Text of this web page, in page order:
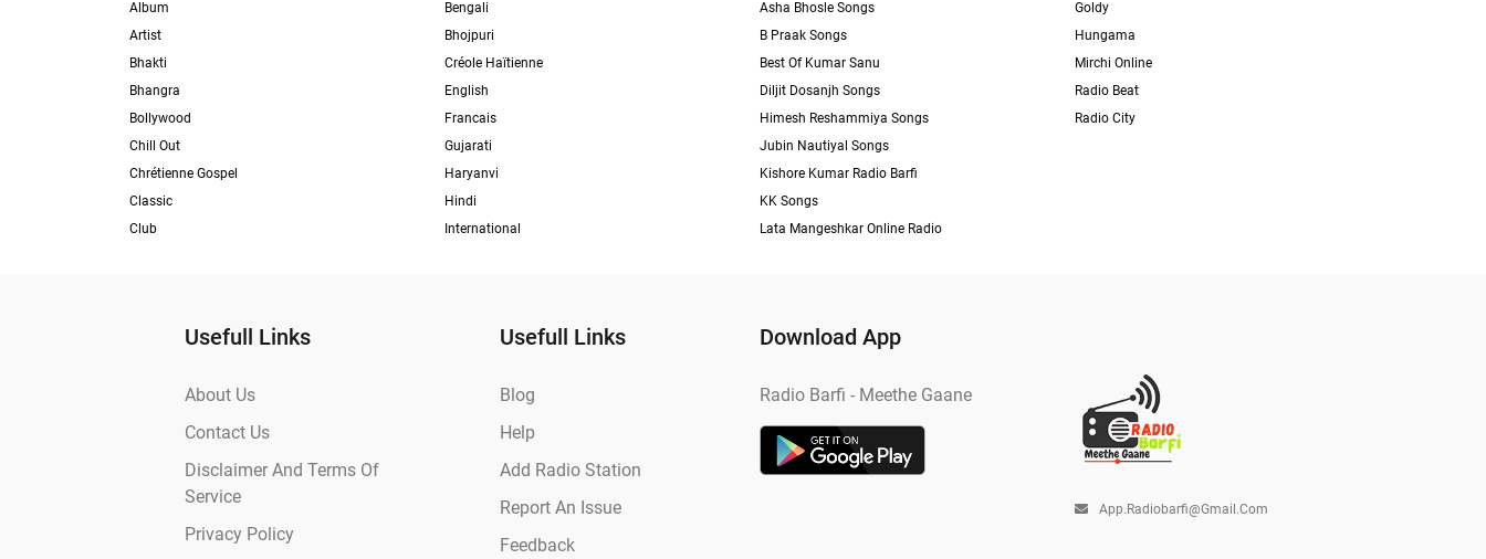
Album
Artist
Bhakti
Bhangra
Bollywood
Chill Out
Chrétienne Gospel
Classic
Club
Bengali
Bhojpuri
Créole Haïtienne
English
Francais
Gujarati
Haryanvi
Hindi
International
Asha Bhosle Songs
B Praak Songs
Best Of Kumar Sanu
Diljit Dosanjh Songs
Himesh Reshammiya Songs
Jubin Nautiyal Songs
Kishore Kumar Radio Barfi
KK Songs
Lata Mangeshkar Online Radio
Goldy
Hungama
Mirchi Online
Radio Beat
Radio City
Usefull Links
About Us
Contact Us
Disclaimer And Terms Of
Service
Privacy Policy
Usefull Links
Blog
Help
Add Radio Station
Report An Issue
Feedback
Download App
Radio Barfi - Meethe Gaane
App.radiobarfi@gmail.com